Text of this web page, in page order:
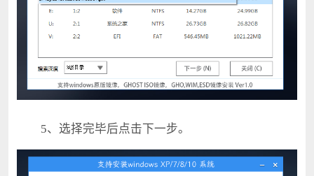
5、选择完毕后点击下一步。